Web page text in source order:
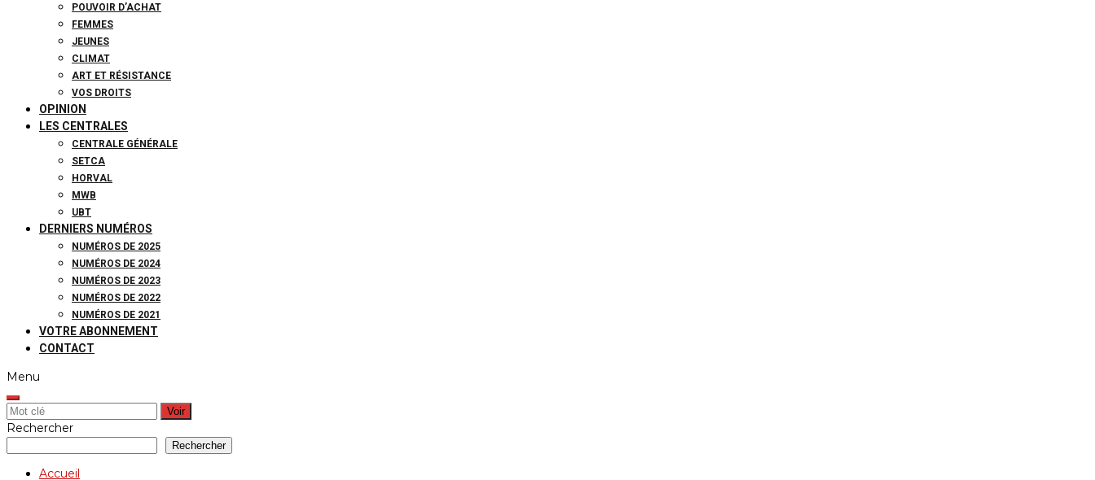
POUVOIR D’ACHAT
FEMMES
JEUNES
CLIMAT
ART ET RÉSISTANCE
VOS DROITS
OPINION
LES CENTRALES
CENTRALE GÉNÉRALE
SETCA
HORVAL
MWB
UBT
DERNIERS NUMÉROS
NUMÉROS DE 2025
NUMÉROS DE 2024
NUMÉROS DE 2023
NUMÉROS DE 2022
NUMÉROS DE 2021
VOTRE ABONNEMENT
CONTACT
Menu
Rechercher:
Rechercher
Rechercher
Accueil